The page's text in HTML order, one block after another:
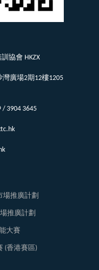
協會 HKZX
廣場2期12樓1205
/ 3904 3645
場推廣計劃
推廣計劃
大賽
(香港賽區)